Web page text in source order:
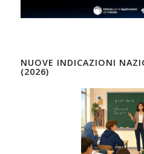
NUOVE INDICAZIONI
(2026)